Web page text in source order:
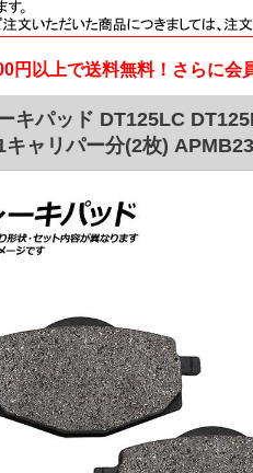
円以上で送料無料！さらに会
キパッド DT125LC
キャリパー分(2枚)